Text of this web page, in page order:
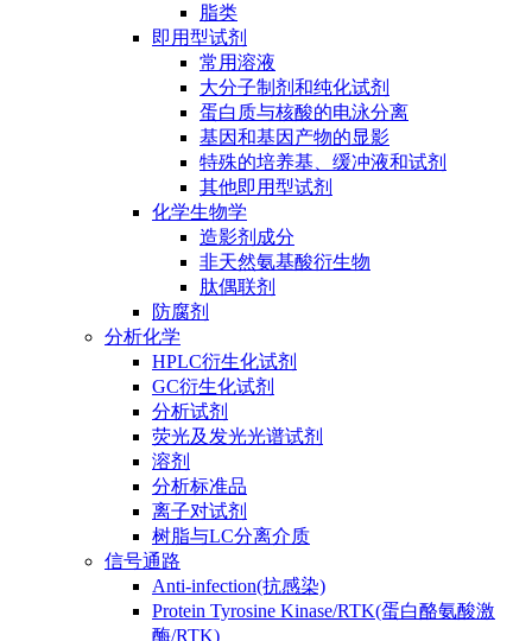
脂类
即用型试剂
常用溶液
大分子制剂和纯化试剂
蛋白质与核酸的电泳分离
基因和基因产物的显影
特殊的培养基、缓冲液和试剂
其他即用型试剂
化学生物学
造影剂成分
非天然氨基酸衍生物
肽偶联剂
防腐剂
分析化学
HPLC衍生化试剂
GC衍生化试剂
分析试剂
荧光及发光光谱试剂
溶剂
分析标准品
离子对试剂
树脂与LC分离介质
信号通路
Anti-infection(抗感染)
Protein Tyrosine Kinase/RTK(蛋白酪氨酸激
酶/RTK)